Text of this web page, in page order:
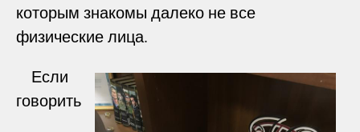
которым знакомы далеко не все
физические лица.
Если
говорить